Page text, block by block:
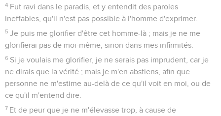
4 Fut ravi dans le paradis, et y entendit des paroles
ineffables, qu'il n'est pas possible à l'homme d'exprimer.
5 Je puis me glorifier d'être cet homme-là ; mais je ne me
glorifierai pas de moi-même, sinon dans mes infirmités.
6 Si je voulais me glorifier, je ne serais pas imprudent, car je
ne dirais que la vérité ; mais je m'en abstiens, afin que
personne ne m'estime au-delà de ce qu'il voit en moi, ou de
ce qu'il m'entend dire.
7 Et de peur que je ne m'élevasse trop, à cause de